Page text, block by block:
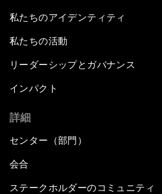
私たちのアイデンティティ
私たちの活動
リーダーシップとガバナンス
インパクト
詳細
センター（部門）
会合
ステークホルダーのコミュニティ